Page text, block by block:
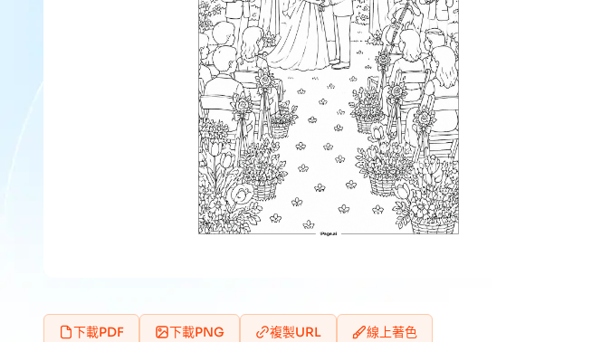
下載PDF 下載PNG 複製URL 線上著色